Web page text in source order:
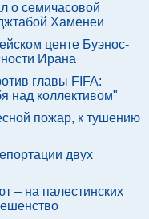
о семичасовой
Хаменеи
центе Буэнос-
Ирана
главы FIFA:
над коллективом"
пожар, к тушению
двух
– на палестинских